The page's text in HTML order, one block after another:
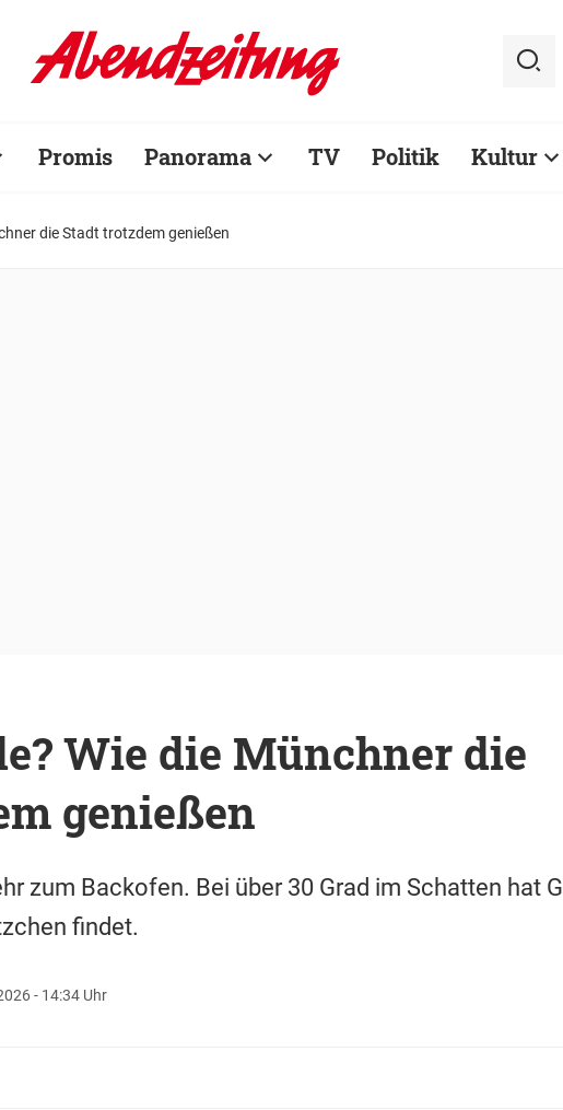
Promis Panorama TV Politik Kultur
die Stadt trotzdem genießen
Wie die Münchner die
genießen
zum Backofen. Bei über 30 Grad im Schatten hat
findet.
- 14:34 Uhr